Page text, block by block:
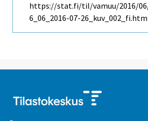
https://stat.fi/til/vamuu/2016/
6_06_2016-07-